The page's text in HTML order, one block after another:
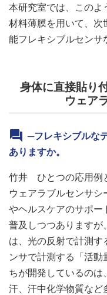
本研究室では、このよ
材料薄膜を用いて、次
能フレキシブルセンサ
身体に直接貼り
ウェア
─フレキシブルな
ありますか。
竹井 ひとつの応用例
ウェアラブルセンサ
やヘルスケアのサポー
普及しつつありますが
は、光の反射で計測
ンサで計測する「活
ちが開発しているのは
汗、汗中化学物質など